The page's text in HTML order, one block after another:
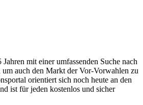
mit einer umfassenden Suche nach
auch den Markt der Vor-Vorwahlen zu
orientiert sich noch heute an den
ist für jeden kostenlos und sicher